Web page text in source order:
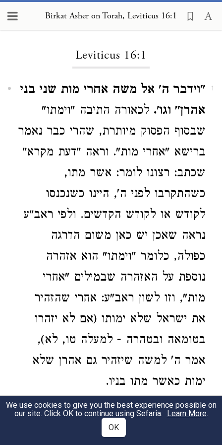
Birkat Asher on Torah, Leviticus 16:1
Leviticus 16:1
1
"וידבר ה' אל משה אחרי מות שני בני
אהרן" וגו'. לכאורה התיבה "וימתו"
שבסוף הפסוק מיותרת, שהרי כבר נאמר
ברישא "אחרי מות". וראה "דעת מקרא"
שכתב: רצונו לומר: אשר מתו,
כשהתקרבו לפני ה', היינו כשנכנסו
לקודש או לקודש הקדשים. ולפי ראב"ע
נראה שאכן יש כאן משום הדרגה
כפולה, כלומר "וימתו" הוא אזהרה
נוספת על האזהרה שבמילים "אחרי
מות", וזו לשון ראב"ע: אחרי שהזהיר
את ישראל שלא ימותו (אם לא יזהרו
בטומאה ובטהרה - למעלה טו, לא),
אמר ה' למשה שיזהיר גם אהרן שלא
ימות כאשר מתו בניו.
רש"י ד"ה וידברה' אל משה אחרי מות
שני בני אהרן וגו'.היה קשה לרש"י:
We use cookies to give you the best experience possible on
our site. Click OK to continue using Sefaria. Learn More.
OK